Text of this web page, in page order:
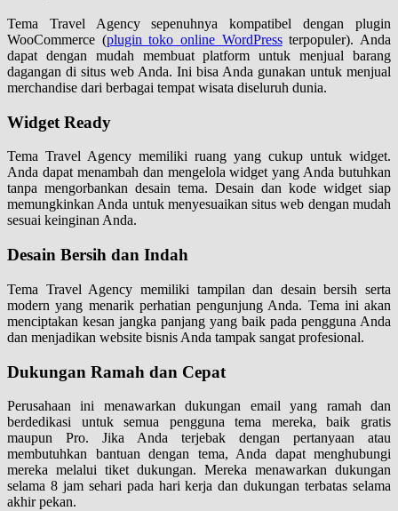
Tema Travel Agency sepenuhnya kompatibel dengan plugin
WooCommerce (plugin toko online WordPressterpopuler). Anda
dapat dengan mudah membuat platform untuk menjual barang
dagangan di situs web Anda. Ini bisa Anda gunakan untuk menjual
merchandise dari berbagai tempat wisata diseluruh dunia.
Widget Ready
Tema Travel Agency memiliki ruang yang cukup untuk widget.
Anda dapat menambah dan mengelola widget yang Anda butuhkan
tanpa mengorbankan desain tema. Desain dan kode widget siap
memungkinkan Anda untuk menyesuaikan situs web dengan mudah
sesuai keinginan Anda.
Desain Bersih dan Indah
Tema Travel Agency memiliki tampilan dan desain bersih serta
modern yang menarik perhatian pengunjung Anda. Tema ini akan
menciptakan kesan jangka panjang yang baik pada pengguna Anda
dan menjadikan website bisnis Anda tampak sangat profesional.
Dukungan Ramah dan Cepat
Perusahaan ini menawarkan dukungan email yang ramah dan
berdedikasi untuk semua pengguna tema mereka, baik gratis
maupun Pro. Jika Anda terjebak dengan pertanyaan atau
membutuhkan bantuan dengan tema, Anda dapat menghubungi
mereka melalui tiket dukungan. Mereka menawarkan dukungan
selama 8 jam sehari pada hari kerja dan dukungan terbatas selama
akhir pekan.